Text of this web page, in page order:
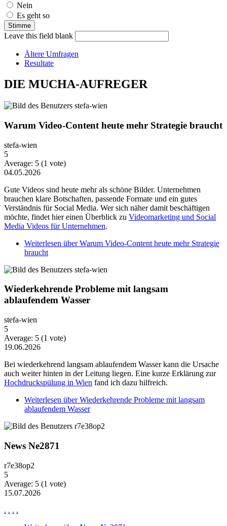
Nein
Es geht so
Leave this field blank
Ältere Umfragen
Resultate
DIE MUCHA-AUFREGER
Warum Video-Content heute mehr Strategie braucht
stefa-wien
5
Average: 5 (1 vote)
04.05.2026
Gute Videos sind heute mehr als schöne Bilder. Unternehmen
brauchen klare Botschaften, passende Formate und ein gutes
Verständnis für Social Media. Wer sich näher damit beschäftigen
möchte, findet hier einen Überblick zu Videomarketing und Social
Media Videos für Unternehmen.
Weiterlesen über Warum Video-Content heute mehr Strategie
braucht
Wiederkehrende Probleme mit langsam
ablaufendem Wasser
stefa-wien
5
Average: 5 (1 vote)
19.06.2026
Bei wiederkehrend langsam ablaufendem Wasser kann die Ursache
auch weiter hinten in der Leitung liegen. Eine kurze Erklärung zur
Hochdruckspülung in Wien fand ich dazu hilfreich.
Weiterlesen über Wiederkehrende Probleme mit langsam
ablaufendem Wasser
News Ne2871
r7e38op2
5
Average: 5 (1 vote)
15.07.2026
. . . .